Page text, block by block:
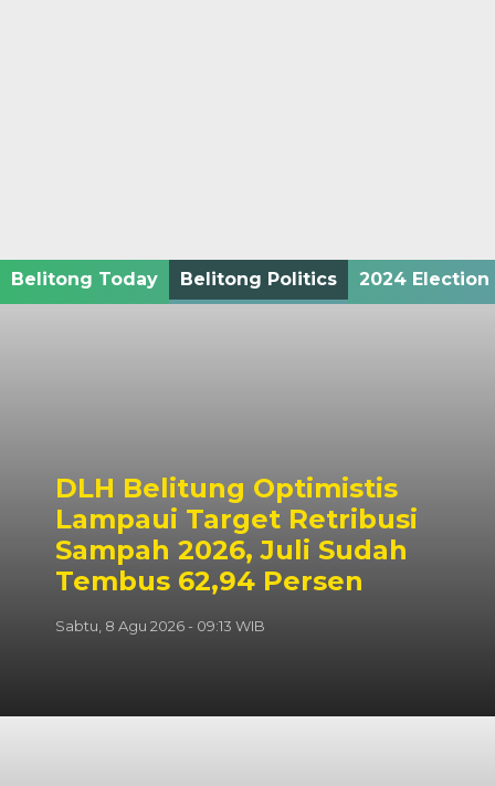
Belitong Today Belitong Politics 2024 Election
DLH Belitung Optimistis
Lampaui Target Retribusi
Sampah 2026, Juli Sudah
Tembus 62,94 Persen
Sabtu, 8 Agu 2026 - 09:13 WIB